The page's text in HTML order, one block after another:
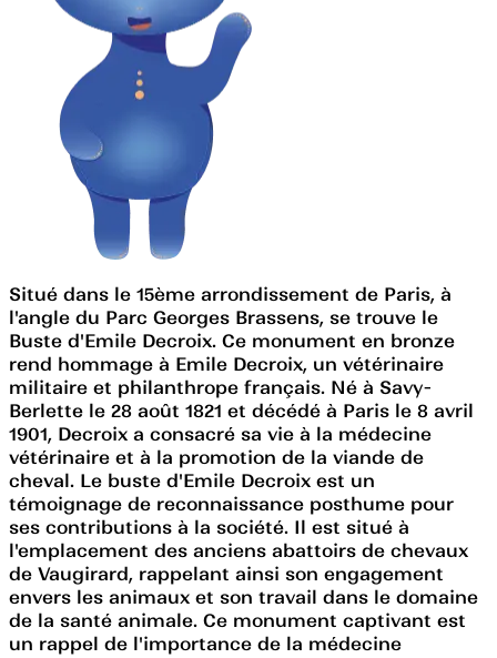
Situé dans le 15ème arrondissement de Paris, à
l'angle du Parc Georges Brassens, se trouve le
Buste d'Emile Decroix. Ce monument en bronze
rend hommage à Emile Decroix, un vétérinaire
militaire et philanthrope français. Né à Savy-
Berlette le 28 août 1821 et décédé à Paris le 8 avril
1901, Decroix a consacré sa vie à la médecine
vétérinaire et à la promotion de la viande de
cheval. Le buste d'Emile Decroix est un
témoignage de reconnaissance posthume pour
ses contributions à la société. Il est situé à
l'emplacement des anciens abattoirs de chevaux
de Vaugirard, rappelant ainsi son engagement
envers les animaux et son travail dans le domaine
de la santé animale. Ce monument captivant est
un rappel de l'importance de la médecine